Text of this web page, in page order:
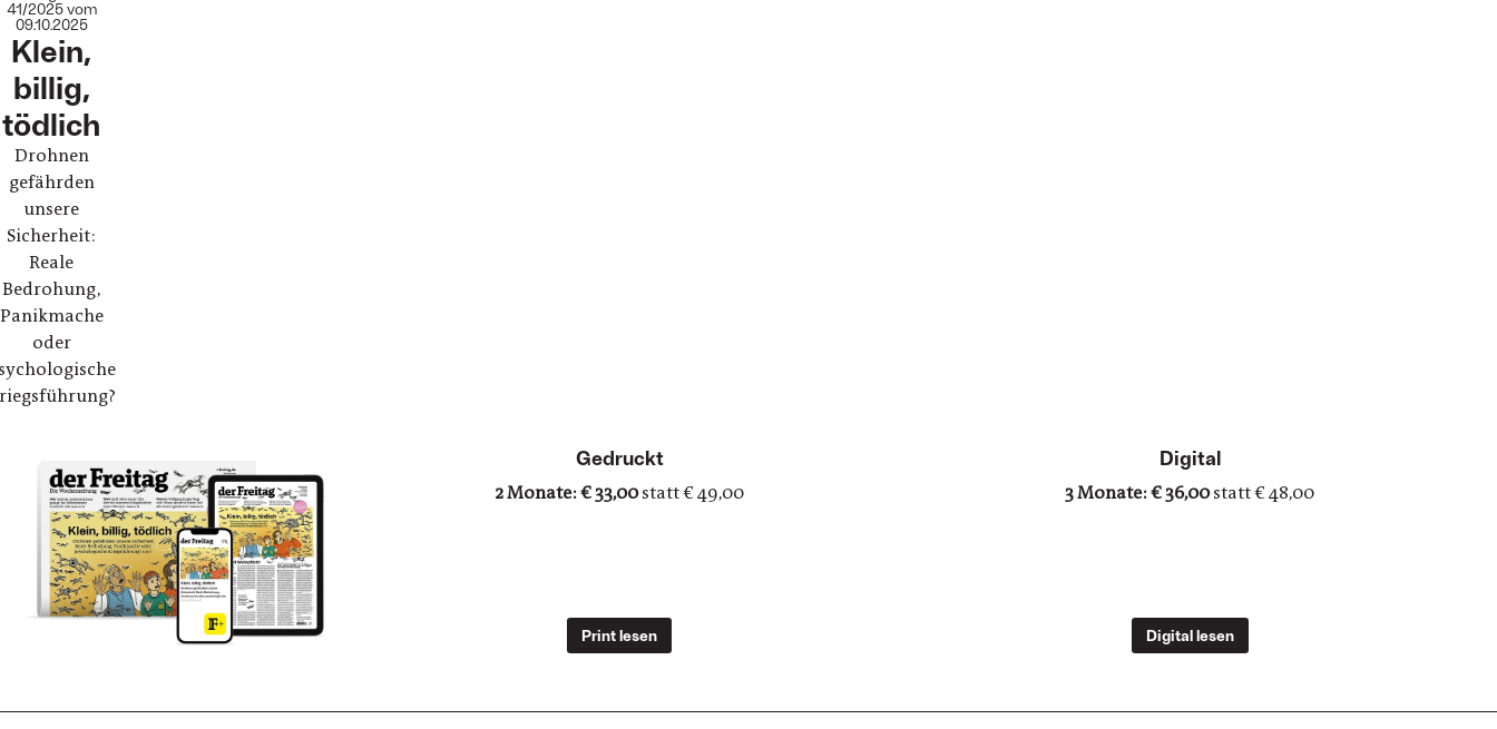
41/2025 vom
09.10.2025
Klein,
billig,
tödlich
Drohnen
gefährden
unsere
Sicherheit:
Reale
Bedrohung,
Panikmache
oder
Abo breaker Gedruckt
2 Monate: € 33,00statt € 49,00
Print lesen
Digital
3 Monate: € 36,00statt € 48,00
Digital lesen